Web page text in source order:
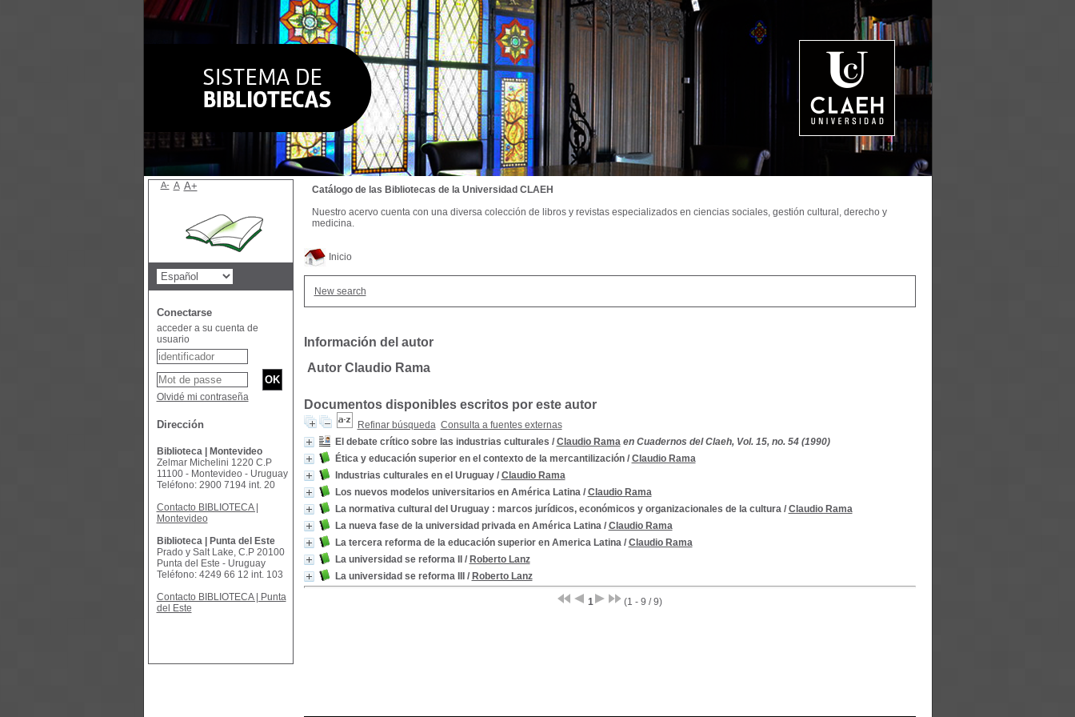
Inicio
New search
Información del autor
Autor Claudio Rama
Documentos disponibles escritos por este autor
Refinar búsqueda Consulta a fuentes externas
El debate crítico sobre las industrias culturales / Claudio Rama en Cuadernos del Claeh, Vol. 15, no. 54 (1990)
Ética y educación superior en el contexto de la mercantilización/ Claudio Rama
Industrias culturales en el Uruguay/ Claudio Rama
Los nuevos modelos universitarios en América Latina/ Claudio Rama
La normativa cultural del Uruguay : marcos jurídicos, económicos y organizacionales de la cultura/ Claudio Rama
La nueva fase de la universidad privada en América Latina/ Claudio Rama
La tercera reforma de la educación superior en America Latina/ Claudio Rama
La universidad se reforma II
/ Roberto Lanz
La universidad se reforma III
/ Roberto Lanz
1 (1 - 9 / 9)
Catálogo de las Bibliotecas de la Universidad CLAEH
Nuestro acervo cuenta con una diversa colección de libros y revistas especializados en ciencias sociales, gestión cultural, derecho y
medicina.
A- A A+
Conectarse
acceder a su cuenta de
usuario
Olvidé mi contraseña
Dirección
Biblioteca | Montevideo
Zelmar Michelini 1220 C.P
11100 - Montevideo - Uruguay
Teléfono: 2900 7194 int. 20
Contacto BIBLIOTECA |
Montevideo
Biblioteca | Punta del Este
Prado y Salt Lake, C.P 20100
Punta del Este - Uruguay
Teléfono: 4249 66 12 int. 103
Contacto BIBLIOTECA | Punta
del Este